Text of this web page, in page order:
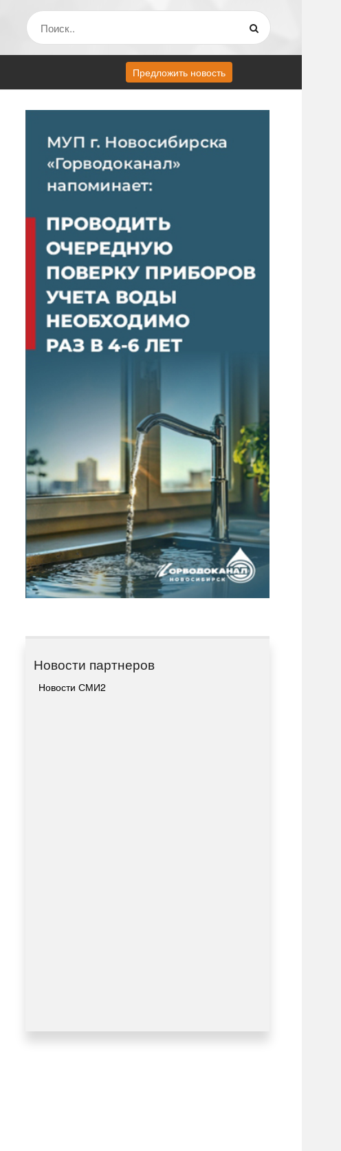
Предложить новость
Новости партнеров
Новости СМИ2